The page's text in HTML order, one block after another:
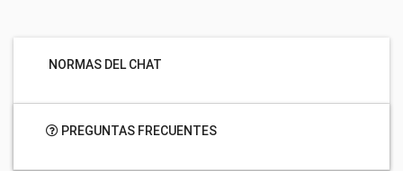
NORMAS DEL CHAT
PREGUNTAS FRECUENTES